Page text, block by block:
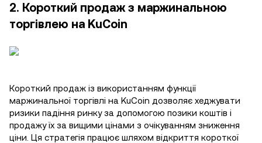
2. Короткий продаж з маржинальною
торгівлею на KuCoin
Короткий продаж із використанням функції
маржинальної торгівлі на KuCoin дозволяє хеджувати
ризики падіння ринку за допомогою позики коштів і
продажу їх за вищими цінами з очікуванням зниження
ціни. Ця стратегія працює шляхом відкриття короткої